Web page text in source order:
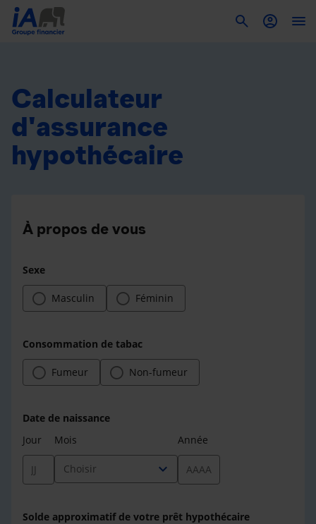
Calculateur
d'assurance
hypothécaire
À propos de vous
Sexe
Masculin Féminin
Consommation de tabac
Fumeur Non-fumeur
Date de naissance
Jour
Mois
Choisir expand_more
Année
Solde approximatif de votre prêt hypothécaire